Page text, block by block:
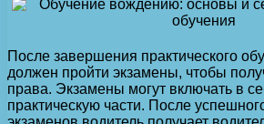
После завершения практического
должен пройти экзамены, чтобы
права. Экзамены могут включать в
практическую части. После